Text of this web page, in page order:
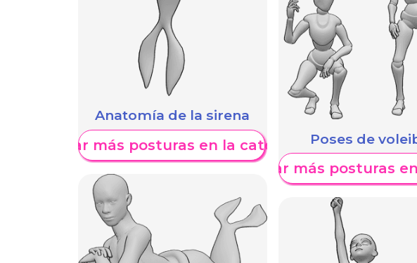
Anatomía de la sirena
Mostrar más posturas en la categoríaPoses de
Mostrar más posturas